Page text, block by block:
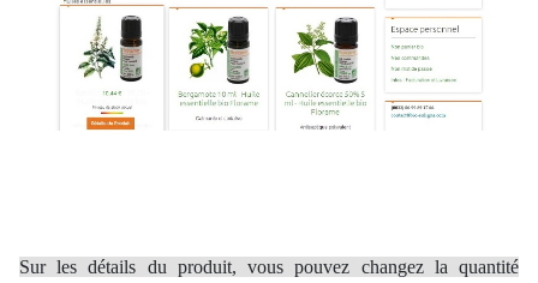
Sur les détails du produit, vous pouvez changez la quantité